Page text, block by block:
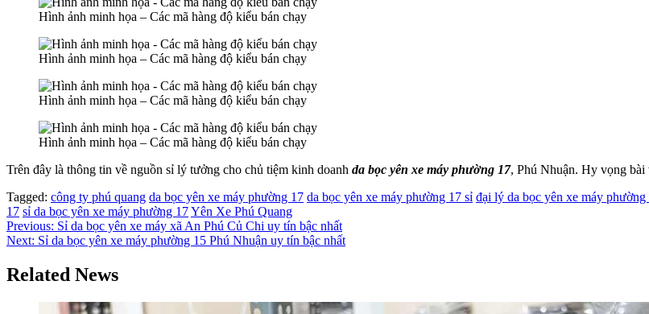
Hình ảnh minh họa – Các mã hàng độ kiểu bán chạy
Hình ảnh minh họa – Các mã hàng độ kiểu bán chạy
Hình ảnh minh họa – Các mã hàng độ kiểu bán chạy
Hình ảnh minh họa – Các mã hàng độ kiểu bán chạy
Trên đây là thông tin về nguồn sỉ lý tưởng cho chủ tiệm kinh doanh da bọc yên xe máy phường 17, Phú Nhuận. Hy vọng bài
Tagged: công ty phú quang da bọc yên xe máy phường 17 da bọc yên xe máy phường 17 sỉ đại lý da bọc yên xe máy phường
17 sỉ da bọc yên xe máy phường 17Yên Xe Phú Quang
Điều
hướng
bài
Previous: Sỉ da bọc yên xe máy xã An Phú Củ Chi uy tín bậc nhất
Next: Sỉ da bọc yên xe máy phường 15 Phú Nhuận uy tín bậc nhất
Related News